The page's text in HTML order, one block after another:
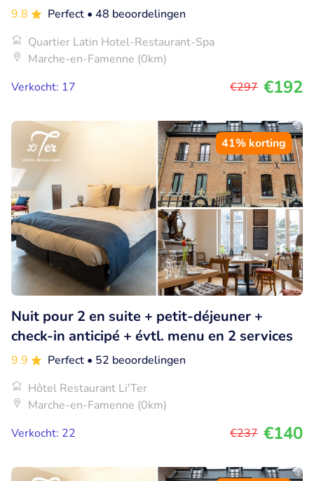
9.8 Perfect • 48 beoordelingen
Quartier Latin Hotel-Restaurant-Spa
Marche-en-Famenne (0km)
Verkocht: 17
€297 €192
41% korting
Nuit pour 2 en suite + petit-déjeuner +
check-in anticipé + évtl. menu en 2 services
9.9 Perfect • 52 beoordelingen
Hôtel Restaurant Li'Ter
Marche-en-Famenne (0km)
Verkocht: 22
€237 €140